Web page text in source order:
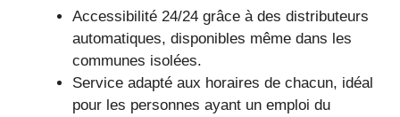
Accessibilité 24/24 grâce à des distributeurs
automatiques, disponibles même dans les
communes isolées.
Service adapté aux horaires de chacun, idéal
pour les personnes ayant un emploi du